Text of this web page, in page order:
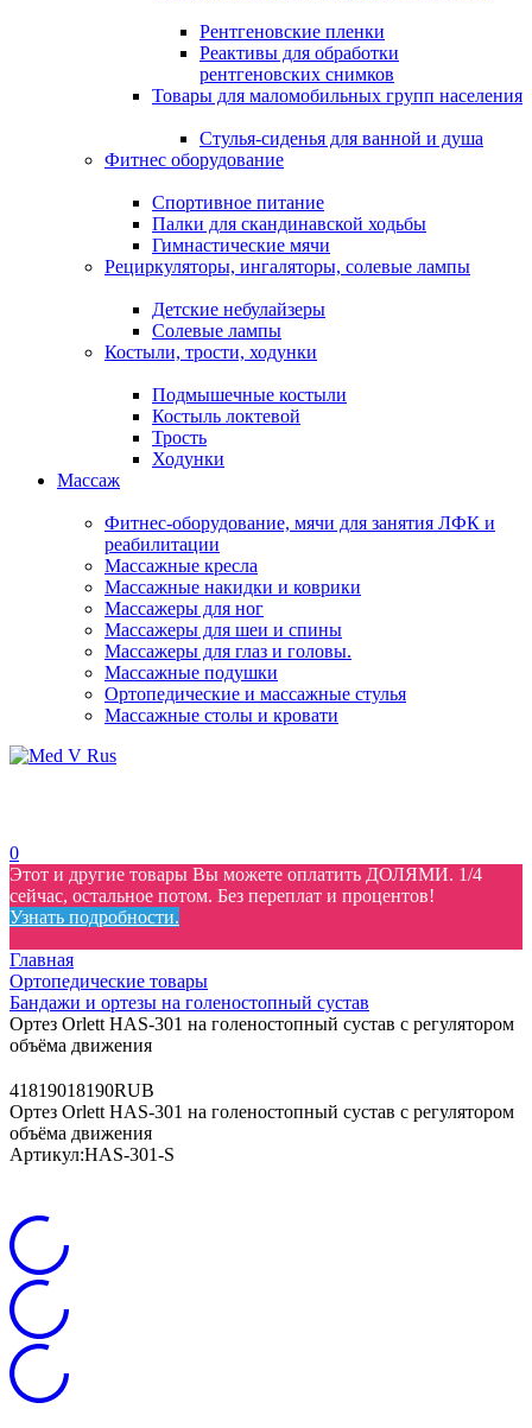
Рентгеновские пленки
Реактивы для обработки
рентгеновских снимков
Товары для маломобильных групп населения
Стулья-сиденья для ванной и душа
Фитнес оборудование
Спортивное питание
Палки для скандинавской ходьбы
Гимнастические мячи
Рециркуляторы, ингаляторы, солевые лампы
Детские небулайзеры
Солевые лампы
Костыли, трости, ходунки
Подмышечные костыли
Костыль локтевой
Трость
Ходунки
Массаж
Фитнес-оборудование, мячи для занятия ЛФК и
реабилитации
Массажные кресла
Массажные накидки и коврики
Массажеры для ног
Массажеры для шеи и спины
Массажеры для глаз и головы.
Массажные подушки
Ортопедические и массажные стулья
Массажные столы и кровати
0
Этот и другие товары Вы можете оплатить ДОЛЯМИ. 1/4
сейчас, остальное потом. Без переплат и процентов!
Узнать подробности.
Главная
Ортопедические товары
Бандажи и ортезы на голеностопный сустав
Ортез Orlett HAS-301 на голеностопный сустав с регулятором
объёма движения
41819018190RUB
Ортез Orlett HAS-301 на голеностопный сустав с регулятором
объёма движения
Артикул:HAS-301-S